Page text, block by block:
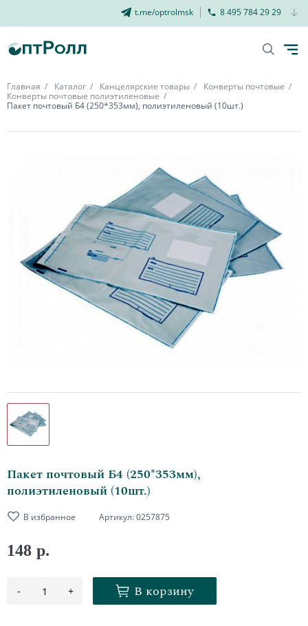
t.me/optrolmsk 8 495 784 29 29
Главная Каталог Канцелярские товары
Конверты почтовые
Конверты почтовые полиэтиленовые
Пакет почтовый Б4 (250*353мм), полиэтиленовый (10шт.)
Пакет почтовый Б4 (250*353мм),
полиэтиленовый (10шт.)
В избранное Артикул:0257875
148 р.
- 1 + В корзину